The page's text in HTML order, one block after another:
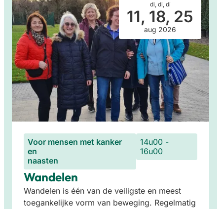
di, di, di
11, 18, 25
aug 2026
Voor mensen met kanker
en
naasten
14u00 -
16u00
Wandelen
Wandelen is één van de veiligste en meest
toegankelijke vorm van beweging. Regelmatig